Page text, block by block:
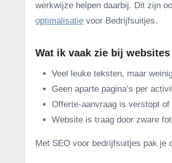
werkwijze helpen daarbij. Dit zijn
optimalisatie voor Bedrijfsuitjes.
Wat ik vaak zie bij
Veel leuke teksten, maar
Geen aparte pagina’s per
Offerte-aanvraag is verstopt of
Website is traag door zware
Met SEO voor bedrijfsuitjes pak je